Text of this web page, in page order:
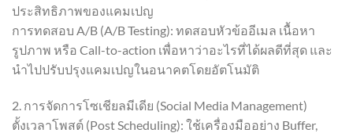
ประสิทธิภาพของแคมเปญ
การทดสอบ A/B (A/B Testing): ทดสอบหัวข้ออีเมล เนื้อหา
รูปภาพ หรือ Call-to-action เพื่อหาว่าอะไรที่ได้ผลดีที่สุด และ
นำไปปรับปรุงแคมเปญในอนาคตโดยอัตโนมัติ
2. การจัดการโซเชียลมีเดีย (Social Media Management)
ตั้งเวลาโพสต์ (Post Scheduling): ใช้เครื่องมืออย่าง Buffer,